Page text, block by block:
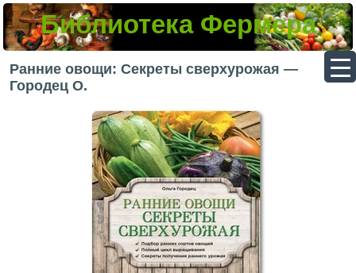
Библиотека Фермера
Ранние овощи: Секреты сверхурожая —
Городец О.